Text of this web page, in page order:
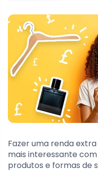
Fazer uma renda
mais interessante
produtos e formas de